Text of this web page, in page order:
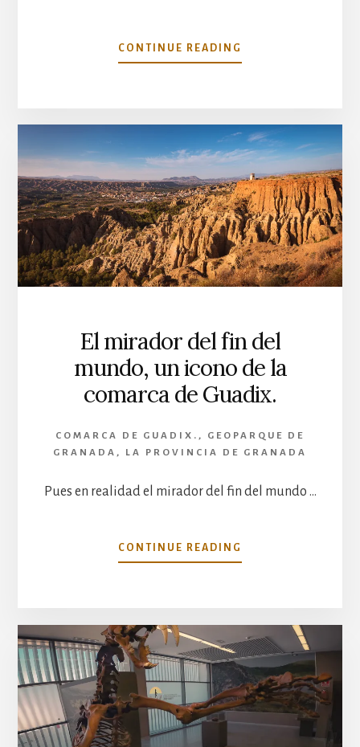
CONTINUE READING
DE
EL
GEOPARQUE
DE
GRANADA
DESDE
UN
KAYAK.
El mirador del fin del
mundo, un icono de la
comarca de Guadix.
COMARCA DE GUADIX. , GEOPARQUE DE
GRANADA , LA PROVINCIA DE GRANADA
Pues en realidad el mirador del fin del mundo …
CONTINUE READING
DE
FIN
DEL
MUNDO,
UN
ICONO
DE